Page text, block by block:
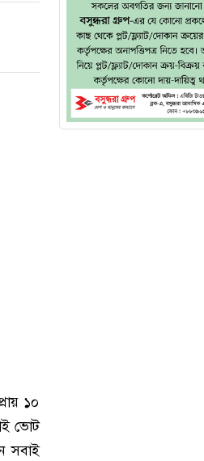
১০
ভোট
সবাই